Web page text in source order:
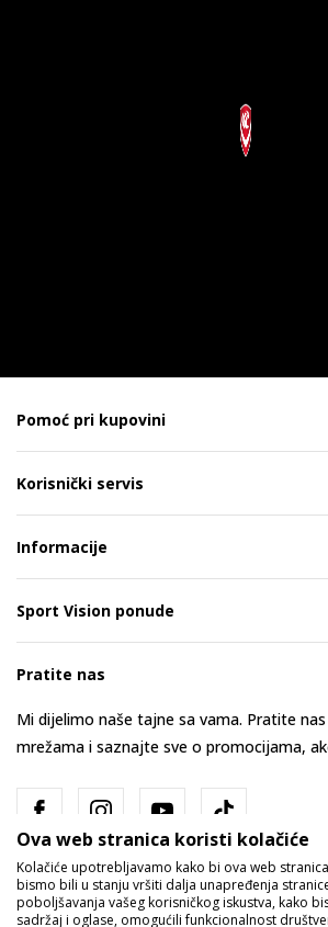
Pomoć pri kupovini
Korisnički servis
Informacije
Sport Vision ponude
Pratite nas
Mi dijelimo naše tajne sa vama. Pratite
mrežama i saznajte sve o promocijama,
Ova web stranica koristi kolačiće
Kolačiće upotrebljavamo kako bi ova web
bismo bili u stanju vršiti dalja unapređenja
poboljšavanja vašeg korisničkog iskustva, kako
sadržaj i oglase, omogućili funkcionalnost